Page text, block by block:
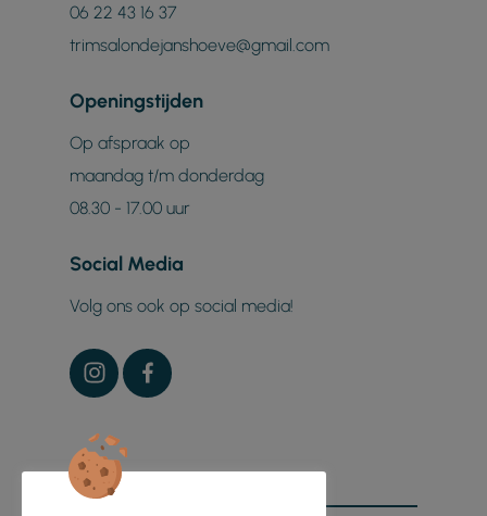
06 22 43 16 37
trimsalondejanshoeve@gmail.com
Openingstijden
Op afspraak op
maandag t/m donderdag
08.30 - 17.00 uur
Social Media
Volg ons ook op social media!